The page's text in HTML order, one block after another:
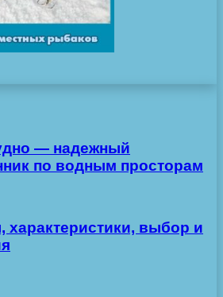
— надежный
по водным просторам
характеристики, выбор и